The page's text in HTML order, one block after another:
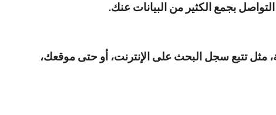
مثل تتبع سجل البحث على الإنترنت، أو حتى موقعك،